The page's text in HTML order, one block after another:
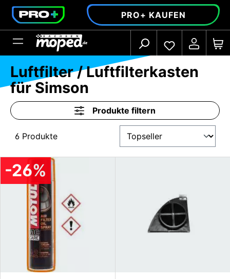
springen PRO+ KAUFEN
Luftfilter / Luftfilterkasten
für Simson
Produkte filtern
6 Produkte
-26%